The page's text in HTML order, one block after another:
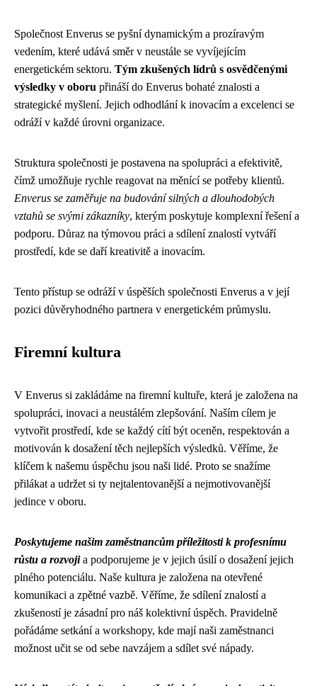
Společnost Enverus se pyšní dynamickým a prozíravým
vedením, které udává směr v neustále se vyvíjejícím
energetickém sektoru. Tým zkušených lídrů s osvědčenými
výsledky v oboru přináší do Enverus bohaté znalosti a
strategické myšlení. Jejich odhodlání k inovacím a excelenci se
odráží v každé úrovni organizace.
Struktura společnosti je postavena na spolupráci a efektivitě,
čímž umožňuje rychle reagovat na měnící se potřeby klientů.
Enverus se zaměřuje na budování silných a dlouhodobých
vztahů se svými zákazníky, kterým poskytuje komplexní řešení a
podporu. Důraz na týmovou práci a sdílení znalostí vytváří
prostředí, kde se daří kreativitě a inovacím.
Tento přístup se odráží v úspěších společnosti Enverus a v její
pozici důvěryhodného partnera v energetickém průmyslu.
Firemní kultura
V Enverus si zakládáme na firemní kultuře, která je založena na
spolupráci, inovaci a neustálém zlepšování. Naším cílem je
vytvořit prostředí, kde se každý cítí být oceněn, respektován a
motivován k dosažení těch nejlepších výsledků. Věříme, že
klíčem k našemu úspěchu jsou naši lidé. Proto se snažíme
přilákat a udržet si ty nejtalentovanější a nejmotivovanější
jedince v oboru.
Poskytujeme našim zaměstnancům příležitosti k profesnímu
růstu a rozvojia podporujeme je v jejich úsilí o dosažení jejich
plného potenciálu. Naše kultura je založena na otevřené
komunikaci a zpětné vazbě. Věříme, že sdílení znalostí a
zkušeností je zásadní pro náš kolektivní úspěch. Pravidelně
pořádáme setkání a workshopy, kde mají naši zaměstnanci
možnost učit se od sebe navzájem a sdílet své nápady.